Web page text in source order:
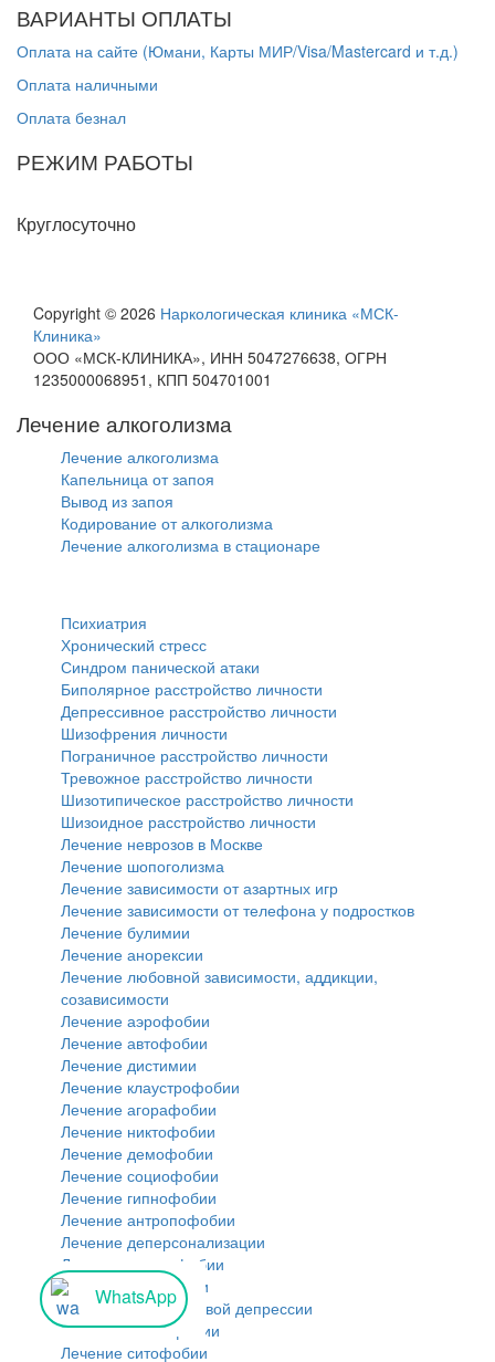
WhatsApp
ВАРИАНТЫ ОПЛАТЫ
Оплата на сайте (Юмани, Карты МИР/Visa/Mastercard и т.д.)
Оплата наличными
Оплата безнал
РЕЖИМ РАБОТЫ
Круглосуточно
Copyright © 2026 Наркологическая клиника «МСК-
Клиника»
ООО «МСК-КЛИНИКА», ИНН 5047276638, ОГРН
1235000068951, КПП 504701001
Лечение алкоголизма
Лечение алкоголизма
Капельница от запоя
Вывод из запоя
Кодирование от алкоголизма
Лечение алкоголизма в стационаре
Психиатрия
Хронический стресс
Синдром панической атаки
Биполярное расстройство личности
Депрессивное расстройство личности
Шизофрения личности
Пограничное расстройство личности
Тревожное расстройство личности
Шизотипическое расстройство личности
Шизоидное расстройство личности
Лечение неврозов в Москве
Лечение шопоголизма
Лечение зависимости от азартных игр
Лечение зависимости от телефона у подростков
Лечение булимии
Лечение анорексии
Лечение любовной зависимости, аддикции,
созависимости
Лечение аэрофобии
Лечение автофобии
Лечение дистимии
Лечение клаустрофобии
Лечение агорафобии
Лечение никтофобии
Лечение демофобии
Лечение социофобии
Лечение гипнофобии
Лечение антропофобии
Лечение деперсонализации
Лечение танатофобии
Лечение нозофобии
Лечение послеродовой депрессии
Лечение пениафобии
Лечение ситофобии